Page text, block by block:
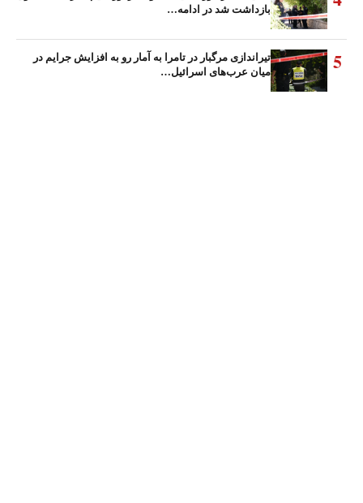
بازداشت شد در ادامه…
5
تیراندازی مرگبار در تامرا به آمار رو به افزایش جرایم در
میان عرب‌های اسرائیل…